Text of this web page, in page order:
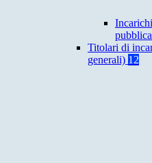
Titolari di
generali) 12